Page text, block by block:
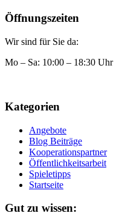
Öffnungszeiten
Wir sind für Sie da:
Mo – Sa: 10:00 – 18:30 Uhr
Kategorien
Angebote
Blog Beiträge
Kooperationspartner
Öffentlichkeitsarbeit
Spieletipps
Startseite
Gut zu wissen: